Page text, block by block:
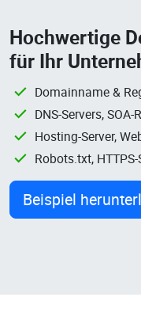
Hochwertige
für Ihr
Domainname &
DNS-Servers,
Hosting-Server,
Robots.txt,
Beispiel